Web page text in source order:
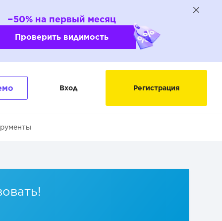
−50% на первый месяц
Проверить видимость
Вход Регистрация